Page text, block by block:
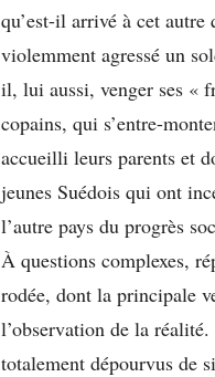
qu’est-il arrivé à cet
violemment agressé un
il, lui aussi, venger ses «
copains, qui s’entre-
accueilli leurs parents et
jeunes Suédois qui ont
l’autre pays du progrès
À questions complexes,
rodée, dont la principale
l’observation de la
totalement dépourvus de